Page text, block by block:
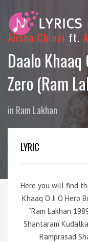
Alisha Chinai ft.
Daalo Khaaq
Zero (Ram
in Ram Lakhan
LYRIC
Here you will find
Khaaq O Ji O Hero
“Ram Lakhan
Shantaram
Ramprasad